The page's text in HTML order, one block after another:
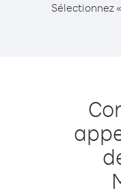
Sélectionnez